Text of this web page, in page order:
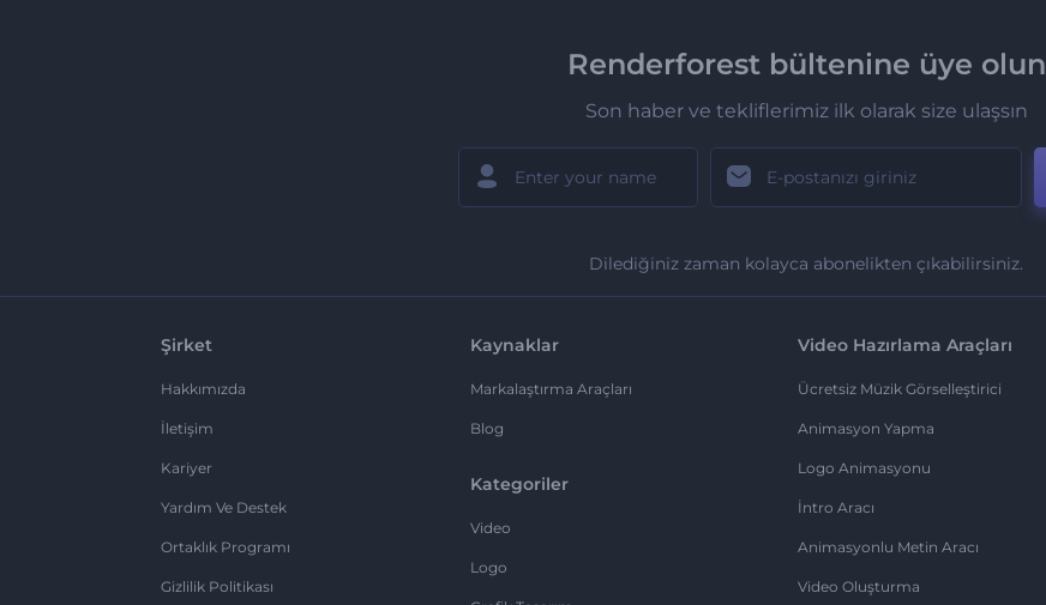
Renderforest bültenine üye olun
Son haber ve tekliflerimiz ilk olarak size ulaşsın
Dilediğiniz zaman kolayca abonelikten çıkabilirsiniz.
Şirket
Hakkımızda
İletişim
Kariyer
Yardım Ve Destek
Ortaklık Programı
Gizlilik Politikası
Kaynaklar
Markalaştırma Araçları
Blog
Kategoriler
Video
Logo
Video Hazırlama Araçları
Ücretsiz Müzik Görselleştirici
Animasyon Yapma
Logo Animasyonu
İntro Aracı
Animasyonlu Metin Aracı
Video Oluşturma